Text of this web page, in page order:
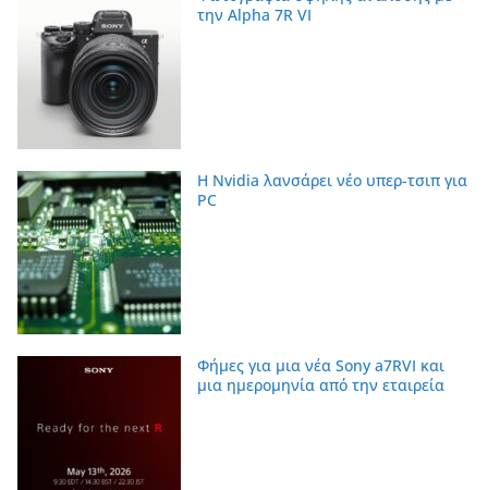
την Alpha 7R VI
Η Nvidia λανσάρει νέο υπερ-τσιπ για
PC
Φήμες για μια νέα Sony a7RVI και
μια ημερομηνία από την εταιρεία